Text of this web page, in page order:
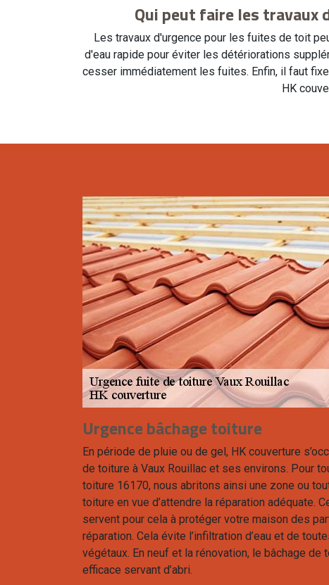
Qui peut faire les travaux
Les travaux d'urgence pour les fuites de toit
d'eau rapide pour éviter les détériorations
cesser immédiatement les fuites. Enfin, il faut
HK
Urgence bâchage toiture
En période de pluie ou de gel, HK couverture
de toiture à Vaux Rouillac et ses environs. Pour
toiture 16170, nous abritons ainsi une zone ou
toiture en vue d’attendre la réparation adéquate.
servent pour cela à protéger votre maison des
réparation. Cela évite l’infiltration d’eau et de
végétaux. En neuf et la rénovation, le bâchage de
efficace servant d’abri.